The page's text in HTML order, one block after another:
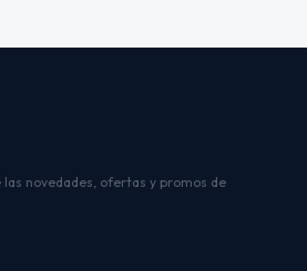
novedades, ofertas y promos de